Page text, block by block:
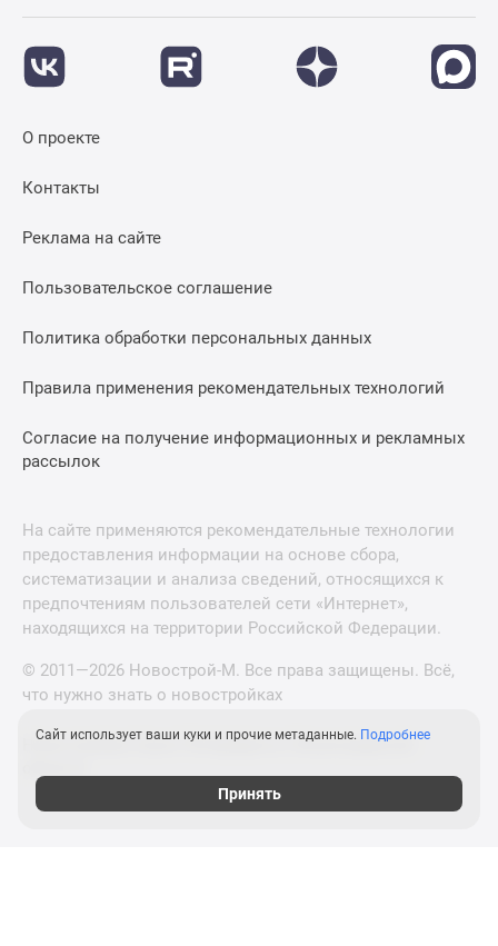
О проекте
Контакты
Реклама на сайте
Пользовательское соглашение
Политика обработки персональных данных
Правила применения рекомендательных технологий
Согласие на получение информационных и рекламных
рассылок
На сайте применяются рекомендательные технологии
предоставления информации на основе сбора,
систематизации и анализа сведений, относящихся к
предпочтениям пользователей сети «Интернет»,
находящихся на территории Российской Федерации.
© 2011—2026 Новострой-М. Все права защищены. Всё,
что нужно знать о новостройках
Новостройки Санкт-Петербурга и Ленинградской
Сайт использует ваши куки и прочие метаданные. Подробнее
Принять